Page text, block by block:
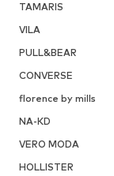
TAMARIS
VILA
PULL&BEAR
CONVERSE
florence by mills
NA-KD
VERO MODA
HOLLISTER